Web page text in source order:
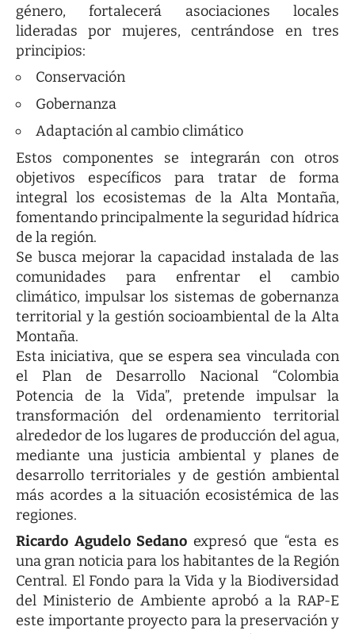
género, fortalecerá asociaciones locales
lideradas por mujeres, centrándose en tres
principios:
Conservación
Gobernanza
Adaptación al cambio climático
Estos componentes se integrarán con otros
objetivos específicos para tratar de forma
integral los ecosistemas de la Alta Montaña,
fomentando principalmente la seguridad hídrica
de la región.
Se busca mejorar la capacidad instalada de las
comunidades para enfrentar el cambio
climático, impulsar los sistemas de gobernanza
territorial y la gestión socioambiental de la Alta
Montaña.
Esta iniciativa, que se espera sea vinculada con
el Plan de Desarrollo Nacional “Colombia
Potencia de la Vida”, pretende impulsar la
transformación del ordenamiento territorial
alrededor de los lugares de producción del agua,
mediante una justicia ambiental y planes de
desarrollo territoriales y de gestión ambiental
más acordes a la situación ecosistémica de las
regiones.
Ricardo Agudelo Sedano expresó que “esta es
una gran noticia para los habitantes de la Región
Central. El Fondo para la Vida y la Biodiversidad
del Ministerio de Ambiente aprobó a la RAP-E
este importante proyecto para la preservación y